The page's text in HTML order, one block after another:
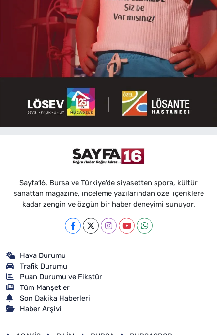
Sayfa16, Bursa ve Türkiye'de siyasetten spora, kültür
sanattan magazine, inceleme yazılarından özel içeriklere
kadar zengin ve özgün bir haber deneyimi sunuyor.
Hava Durumu
Trafik Durumu
Puan Durumu ve Fikstür
Tüm Manşetler
Son Dakika Haberleri
Haber Arşivi